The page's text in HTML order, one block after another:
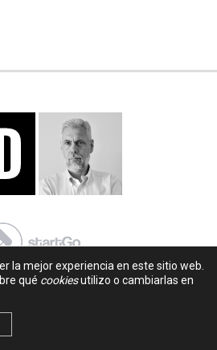
la mejor experiencia en este sitio web.
qué cookiesutilizo o cambiarlas en